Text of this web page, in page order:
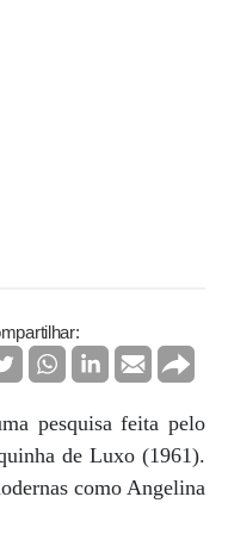
pesquisa feita pelo
de Luxo (1961).
como Angelina